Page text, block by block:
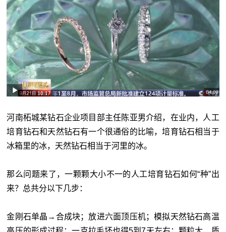
河南柘城某钻石企业项目部主任陈亚男介绍，在业内，人工
培育钻石和天然钻石有一个很通俗的比喻，培育钻石相当于
冰箱里的冰，天然钻石相当于河里的冰。
那么问题来了，一颗颗大小不一的人工培育钻石如何“种”出
来？总共分以下几步：
金刚石单晶→合成块；放进六面顶压机；模拟天然钻石高温